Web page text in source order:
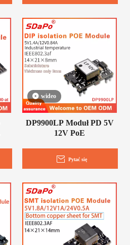
wideo
DP9900LP Moduł PD 5V
12V PoE
Pytać się